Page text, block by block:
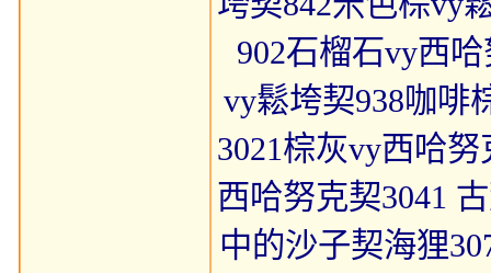
902石榴石vy西
vy鬆垮契938咖啡
3021棕灰vy西哈
西哈努克契3041
中的沙子契海狸